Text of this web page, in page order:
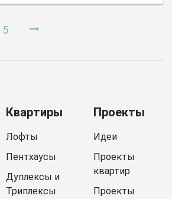
5 arrow_right_alt
Квартиры
Лофты
Пентхаусы
Дуплексы и
Триплексы
Проекты
Идеи
Проекты
квартир
Проекты